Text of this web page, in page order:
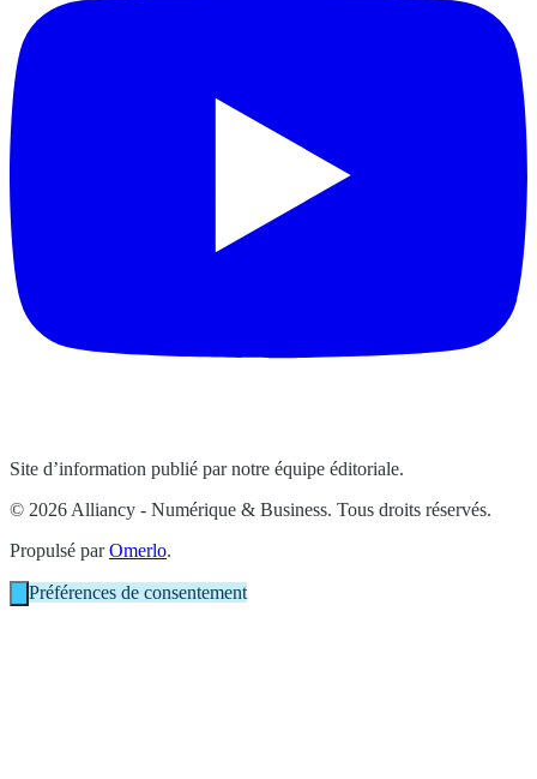
Site d’information publié par notre équipe éditoriale.
© 2026 Alliancy - Numérique & Business. Tous droits réservés.
Propulsé parOmerlo.
Préférences de consentement